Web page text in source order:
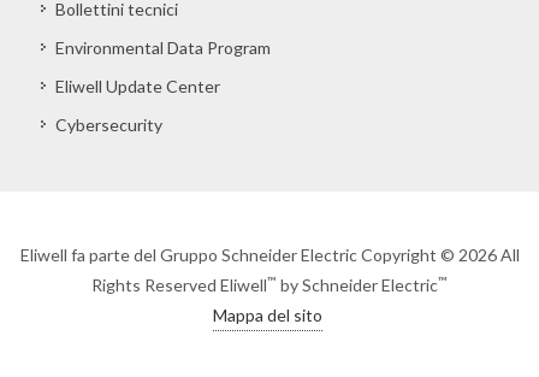
Bollettini tecnici
Environmental Data Program
Eliwell Update Center
Cybersecurity
Eliwell fa parte del Gruppo Schneider Electric Copyright © 2026 All
Rights Reserved Eliwell™ by Schneider Electric™
Mappa del sito